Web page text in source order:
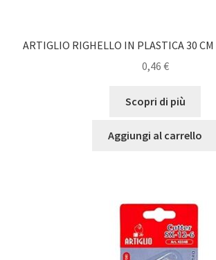
ARTIGLIO RIGHELLO IN PLASTICA 30
0,46 €
Scopri di più
Aggiungi al carrello